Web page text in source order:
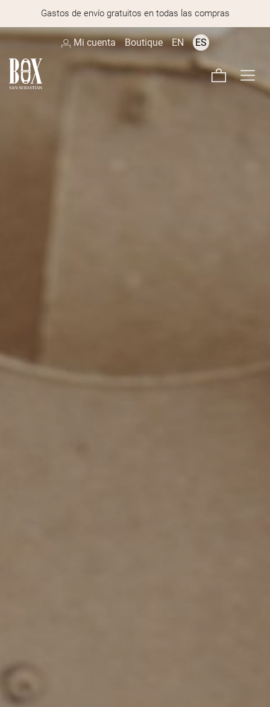
Gastos de envío gratuitos en todas las compras
Mi cuenta Boutique EN ES